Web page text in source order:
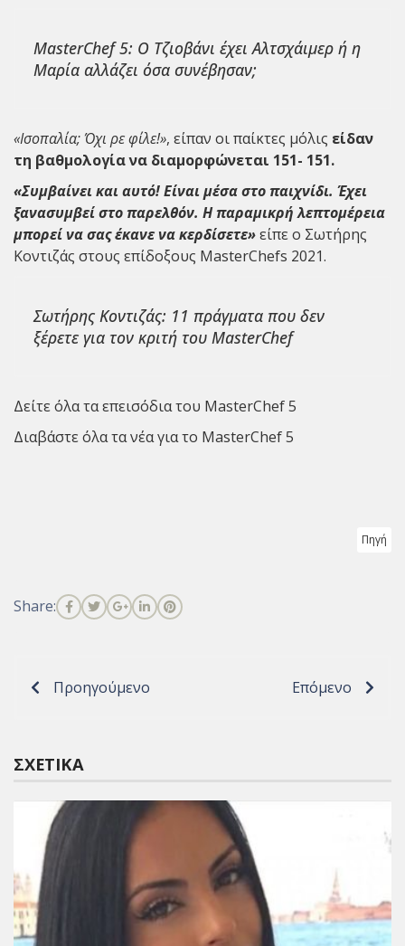
MasterChef 5: Ο Τζιοβάνι έχει Αλτσχάιμερ ή η
Μαρία αλλάζει όσα συνέβησαν;
«Ισοπαλία; Όχι ρε φίλε!», είπαν οι παίκτες μόλις είδαν
τη βαθμολογία να διαμορφώνεται 151- 151.
«Συμβαίνει και αυτό! Είναι μέσα στο παιχνίδι. Έχει
ξανασυμβεί στο παρελθόν. Η παραμικρή λεπτομέρεια
μπορεί να σας έκανε να κερδίσετε»είπε ο Σωτήρης
Κοντιζάς στους επίδοξους MasterChefs 2021.
Σωτήρης Κοντιζάς: 11 πράγματα που δεν
ξέρετε για τον κριτή του MasterChef
Δείτε όλα τα επεισόδια του MasterChef 5
Διαβάστε όλα τα νέα για το MasterChef 5
Πηγή
Share:
Προηγούμενο Επόμενο
ΣΧΕΤΙΚΆ